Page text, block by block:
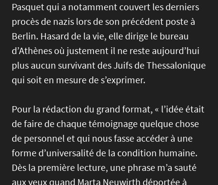
Pasquet qui a notamment couvert les derniers
procès de nazis lors de son précédent poste à
Berlin. Hasard de la vie, elle dirige le bureau
d’Athènes où justement il ne reste aujourd’hui
plus aucun survivant des Juifs de Thessalonique
qui soit en mesure de s’exprimer.
Pour la rédaction du grand format, « l’idée était
de faire de chaque témoignage quelque chose
de personnel et qui nous fasse accéder à une
forme d’universalité de la condition humaine.
Dès la première lecture, une phrase m’a sauté
aux yeux quand Marta Neuwirth déportée à